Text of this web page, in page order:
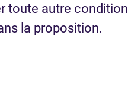
toute autre condition
la proposition.